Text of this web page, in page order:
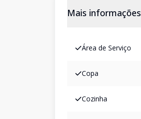
Mais informações
Área de Serviço
Copa
Cozinha